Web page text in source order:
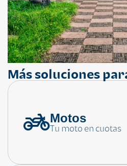
¿Necesitas
Más soluciones
Motos
Tu moto en cuotas